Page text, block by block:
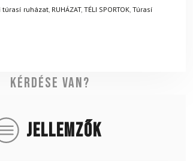
feltételei?
túrasí ruházat, RUHÁZAT, TÉLI SPORTOK, Túrasí
Kérdése van?
JELLEMZŐK